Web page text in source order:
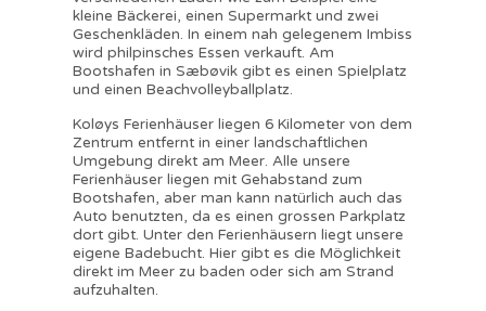
kleine Bäckerei, einen Supermarkt und zwei
Geschenkläden. In einem nah gelegenem Imbiss
wird philpinsches Essen verkauft. Am
Bootshafen in Sæbøvik gibt es einen Spielplatz
und einen Beachvolleyballplatz.
Koløys Ferienhäuser liegen 6 Kilometer von dem
Zentrum entfernt in einer landschaftlichen
Umgebung direkt am Meer. Alle unsere
Ferienhäuser liegen mit Gehabstand zum
Bootshafen, aber man kann natürlich auch das
Auto benutzten, da es einen grossen Parkplatz
dort gibt. Unter den Ferienhäusern liegt unsere
eigene Badebucht. Hier gibt es die Möglichkeit
direkt im Meer zu baden oder sich am Strand
aufzuhalten.